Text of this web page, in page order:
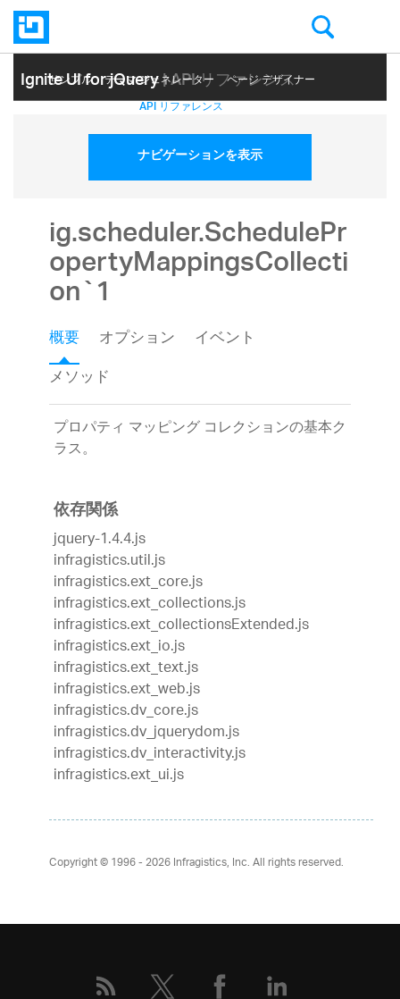
Ignite UI for jQuery| API リファレンス
サンプル テーマ ジェネレーター ページ デザイナー
ヘルプ トピック API リファレンス
ナビゲーションを表示
ig.scheduler.SchedulePr
opertyMappingsCollecti
on`1
概要 オプション
イベント
メソッド
プロパティ マッピング コレクションの基本ク
ラス。
依存関係
jquery-1.4.4.js
infragistics.util.js
infragistics.ext_core.js
infragistics.ext_collections.js
infragistics.ext_collectionsExtended.js
infragistics.ext_io.js
infragistics.ext_text.js
infragistics.ext_web.js
infragistics.dv_core.js
infragistics.dv_jquerydom.js
infragistics.dv_interactivity.js
infragistics.ext_ui.js
Copyright © 1996 - 2026Infragistics, Inc. All rights reserved.